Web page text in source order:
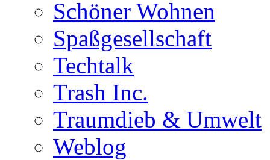
Schöner Wohnen
Spaßgesellschaft
Techtalk
Trash Inc.
Traumdieb & Umwelt
Weblog